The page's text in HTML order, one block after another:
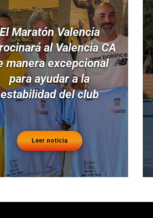
Maratón Valencia
al Valencia CA
manera excepcional
para ayudar a la
estabilidad del club
Leer noticia